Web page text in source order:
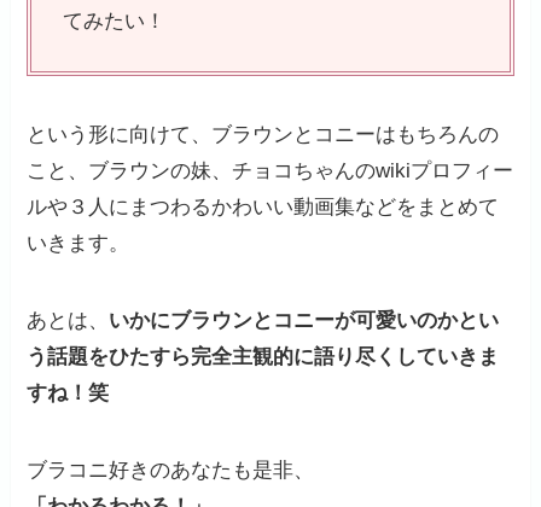
てみたい！
という形に向けて、ブラウンとコニーはもちろんの
こと、ブラウンの妹、チョコちゃんのwikiプロフィー
ルや３人にまつわるかわいい動画集などをまとめて
いきます。
あとは、 いかにブラウンとコニーが可愛いのかとい
う話題をひたすら完全主観的に語り尽くしていきま
すね！笑
ブラコニ好きのあなたも是非、